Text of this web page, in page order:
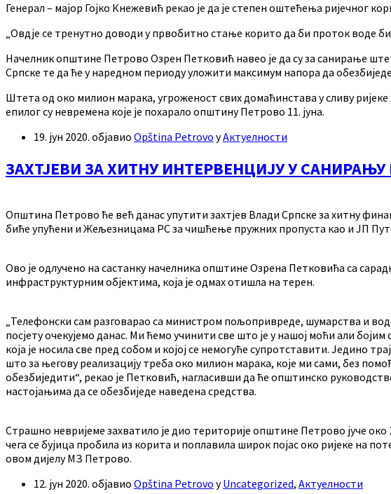
Генерал – мајор Гојко Кнежевић рекао је да је степен оштећења ријечног
„Овдје се тренутно доводи у првобитно стање корито да би проток воде
Начелник општине Петрово Озрен Петковић навео је да су за санирање
Српске те да ће у наредном периоду уложити максимум напора да
Штета од око милион марака, угроженост свих домаћинстава у сливу
епилог су невремена које је похарало општину Петрово 11. јуна.
19. јун 2020. објавио Opština Petrovo уАктуелности
ЗАХТЈЕВИ ЗА ХИТНУ ИНТЕРВЕНЦИЈУ У
Општина Петрово ће већ данас упутити захтјев Влади Српске за хитну
биће упућени и Жељезницама РС за чишћење пружних пропуста као и ЈП
Ово је одлучено на састанку начелника општине Озрена Петковића са
инфраструктурним објектима, која је одмах отишла на терен.
„Телефонски сам разговарао са министром пољопривреде, шумарства и
посјету очекујемо данас. Ми ћемо учинити све што је у нашој моћи али
која је носила све пред собом и којој се немогуће супротставити. Једино
што за његову реализацију треба око милион марака, које ми сами, без
обезбиједити“, рекао је Петковић, нагласивши да ће општинско
настојањима да се обезбиједе наведена средства.
Страшно невријеме захватило је дио територије општине Петрово јуче око
чега се бујица пробила из корита и поплавила широк појас око ријеке на
овом дијелу МЗ Петрово.
12. јун 2020. објавио Opština Petrovo уUncategorized, Актуелности